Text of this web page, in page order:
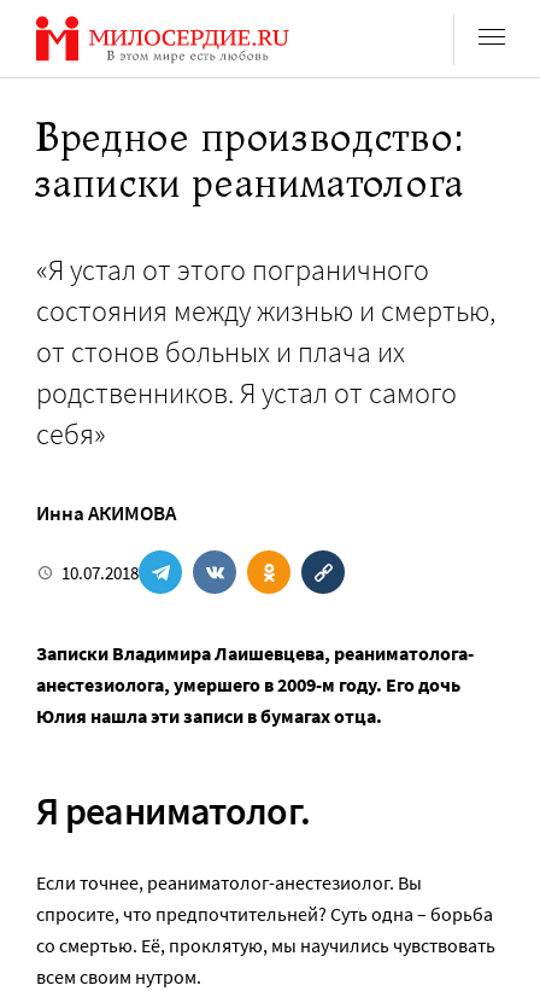
Перейти
содержанию
Вредное производство:
записки реаниматолога
«Я устал от этого пограничного
состояния между жизнью и смертью,
от стонов больных и плача их
родственников. Я устал от самого
себя»
Инна АКИМОВА
10.07.2018
Записки Владимира Лаишевцева, реаниматолога-
анестезиолога, умершего в 2009-м году. Его дочь
Юлия нашла эти записи в бумагах отца.
Я реаниматолог.
Если точнее, peaниматолог­-анестезиолог. Вы
спросите, что предпочтительней? Суть одна – борьба
со смертью. Её, проклятую, мы научились чувствовать
всем своим нутром.